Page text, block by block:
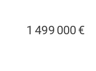
1 499 000 €